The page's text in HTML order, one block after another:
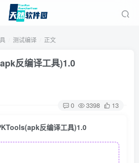
测试编译 正文
反编译工具)1.0
0 3398 13
反编译工具)1.0